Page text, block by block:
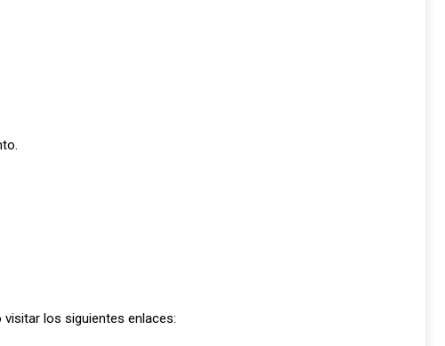
los siguientes enlaces: